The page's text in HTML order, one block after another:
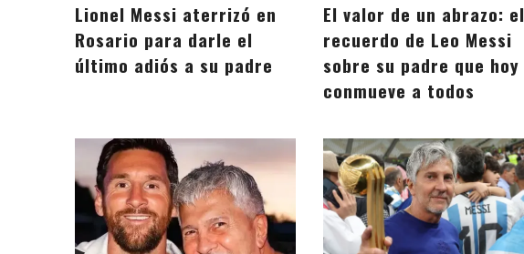
Lionel Messi aterrizó en
Rosario para darle el
último adiós a su padre
El valor de un abrazo: el
recuerdo de Leo Messi
sobre su padre que hoy
conmueve a todos